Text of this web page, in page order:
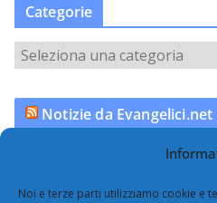
Noi e terze parti utilizziamo cookie e
Categorie
a
t
Notizie da Evangelici.net
Vance: una famiglia, due fedi
Scommesse, l’imbarazzo della